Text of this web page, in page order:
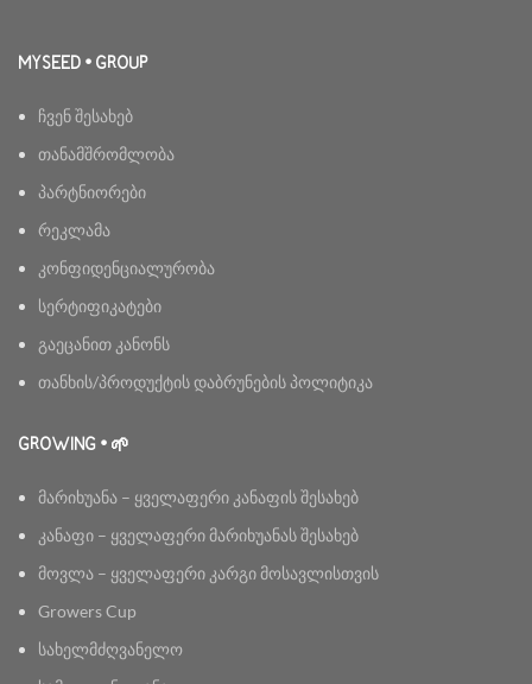
MYSEED • GROUP
ჩვენ შესახებ
თანამშრომლობა
პარტნიორები
რეკლამა
კონფიდენციალურობა
სერტიფიკატები
გაეცანით კანონს
თანხის/პროდუქტის დაბრუნების პოლიტიკა
GROWING • 🌱
მარიხუანა – ყველაფერი კანაფის შესახებ
კანაფი – ყველაფერი მარიხუანას შესახებ
მოვლა – ყველაფერი კარგი მოსავლისთვის
Growers Cup
სახელმძღვანელო